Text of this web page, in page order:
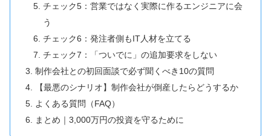
チェック5：営業ではなく実際に作るエンジニアに会
う
チェック6：発注者側もIT人材を立てる
チェック7：「ついでに」の追加要求をしない
制作会社との初回面談で必ず聞くべき10の質問
【最悪のシナリオ】制作会社が倒産したらどうするか
よくある質問（FAQ）
まとめ｜3,000万円の投資を守るために